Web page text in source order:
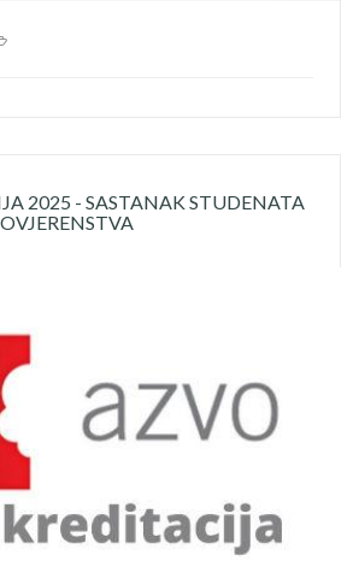
2025 - SASTANAK STUDENATA